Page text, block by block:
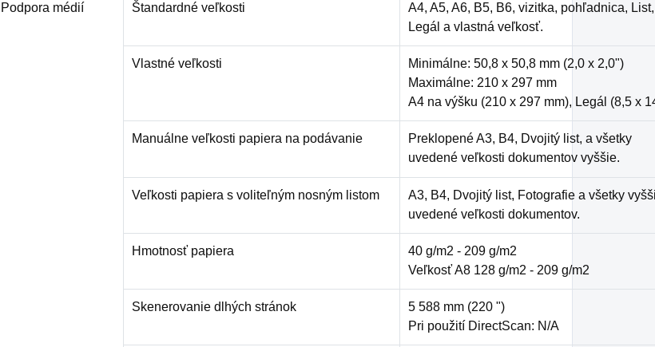
Podpora médií Štandardné veľkosti
A4, A5, A6, B5, B6, vizitka, pohľadnica, List,
Legál a vlastná veľkosť.
Vlastné veľkosti
Minimálne: 50,8 x 50,8 mm (2,0 x 2,0")
Maximálne: 210 x 297 mm
A4 na výšku (210 x 297 mm), Legál (8,5 x
Manuálne veľkosti papiera na podávanie
Preklopené A3, B4, Dvojitý list, a všetky
uvedené veľkosti dokumentov vyššie.
Veľkosti papiera s voliteľným nosným listom
A3, B4, Dvojitý list, Fotografie a všetky
uvedené veľkosti dokumentov.
Hmotnosť papiera
40 g/m2 - 209 g/m2
Veľkosť A8 128 g/m2 - 209 g/m2
Skenerovanie dlhých stránok
5 588 mm (220 ")
Pri použití DirectScan: N/A